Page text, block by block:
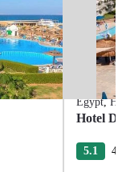
Egypt,
Hotel
5.1